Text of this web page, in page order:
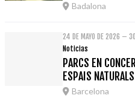
Badalona
24 DE MAYO DE 2026 –
Noticias
PARCS EN
ESPAIS NATURALS
Barcelona